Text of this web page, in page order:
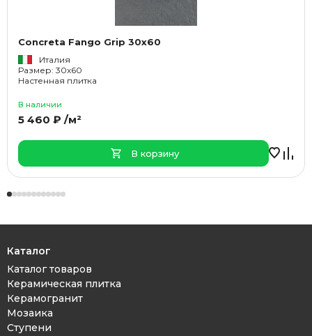
Concreta Fango Grip 30x60
Италия
Размер: 30x60
Настенная плитка
В наличии
5 460 ₽ /м²
В корзину
Каталог
Каталог товаров
Керамическая плитка
Керамогранит
Мозаика
Ступени